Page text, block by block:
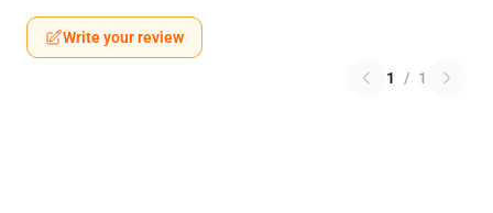
Write your review
1 / 1